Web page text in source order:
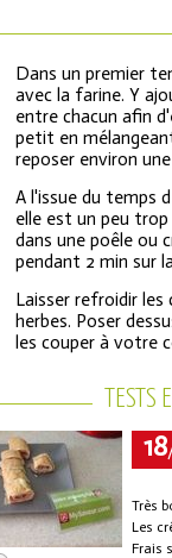
Dans un premier
avec la farine. Y
entre chacun afin
petit en
reposer environ
A l'issue du temps
elle est un peu trop
dans une poêle ou
pendant 2 min sur
Laisser refroidir
herbes. Poser
les couper à votre
18
Très
Les
Frais